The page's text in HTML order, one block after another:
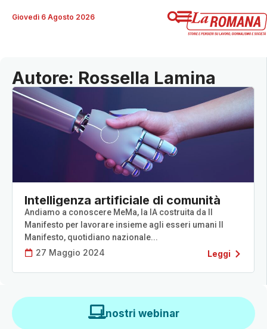
Giovedì 6 Agosto 2026
Autore: Rossella Lamina
Intelligenza artificiale di comunità
Andiamo a conoscere MeMa, la IA costruita da Il
Manifesto per lavorare insieme agli esseri umani Il
Manifesto, quotidiano nazionale...
27 Maggio 2024 Leggi
I nostri webinar